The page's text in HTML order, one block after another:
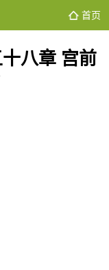
首页
八章 宫前